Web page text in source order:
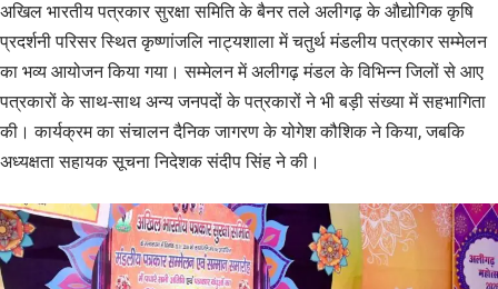
अखिल भारतीय पत्रकार सुरक्षा समिति के बैनर तले अलीगढ़ के औद्योगिक कृषि
प्रदर्शनी परिसर स्थित कृष्णांजलि नाट्यशाला में चतुर्थ मंडलीय पत्रकार सम्मेलन
का भव्य आयोजन किया गया। सम्मेलन में अलीगढ़ मंडल के विभिन्न जिलों से आए
पत्रकारों के साथ-साथ अन्य जनपदों के पत्रकारों ने भी बड़ी संख्या में सहभागिता
की। कार्यक्रम का संचालन दैनिक जागरण के योगेश कौशिक ने किया, जबकि
अध्यक्षता सहायक सूचना निदेशक संदीप सिंह ने की।